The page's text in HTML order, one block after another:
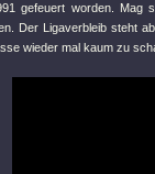
gefeuert worden. Mag
Der Ligaverbleib steht
wieder mal kaum zu